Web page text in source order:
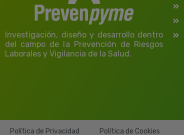
Investigación, diseño y desarrollo dentro
del campo de la Prevención de Riesgos
Laborales y Vigilancia de la Salud.
Política de Privacidad Política de Cookies